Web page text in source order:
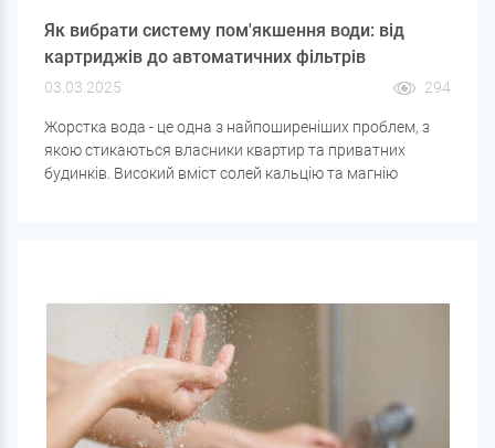
Як вибрати систему пом'якшення води: від
картриджів до автоматичних фільтрів
03.03.2025 294
Жорстка вода - це одна з найпоширеніших проблем, з
якою стикаються власники квартир та приватних
будинків. Високий вміст солей кальцію та магнію